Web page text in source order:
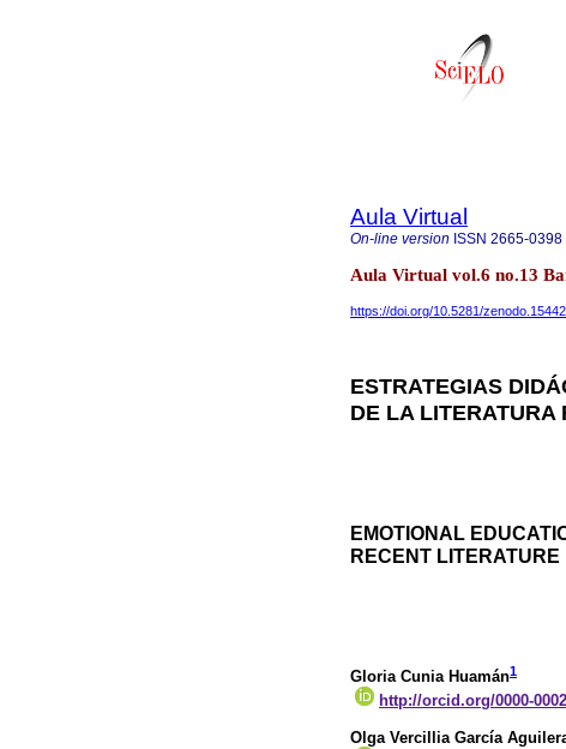
Aula Virtual
On-line version ISSN 2665-0398
Aula Virtual vol.6 no.13
https://doi.org/10.5281/
ESTRATEGIAS
DE LA LITERATURA
EMOTIONAL
RECENT LITERATURE
Gloria Cunia Huamán1
http://orcid.org/0000-
Olga Vercillia García